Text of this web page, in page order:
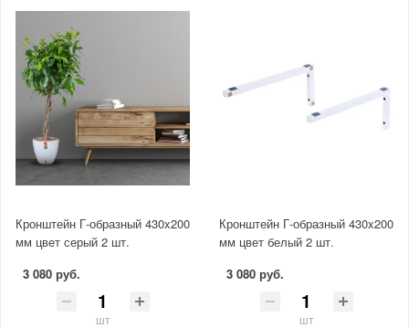
Кронштейн Г-образный 430x200
мм цвет серый 2 шт.
3 080 руб.
шт
Кронштейн Г-образный 430x200
мм цвет белый 2 шт.
3 080 руб.
шт